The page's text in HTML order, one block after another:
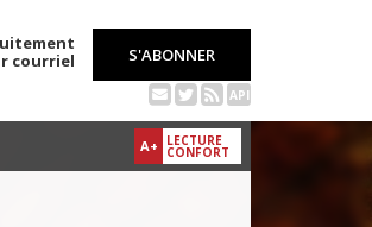
courriel
S'ABONNER
API
A+ LECTURE
CONFORT